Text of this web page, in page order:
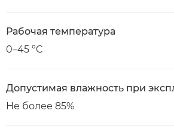
Рабочая температура
0–45 °C
Допустимая влажность при
Не более 85%